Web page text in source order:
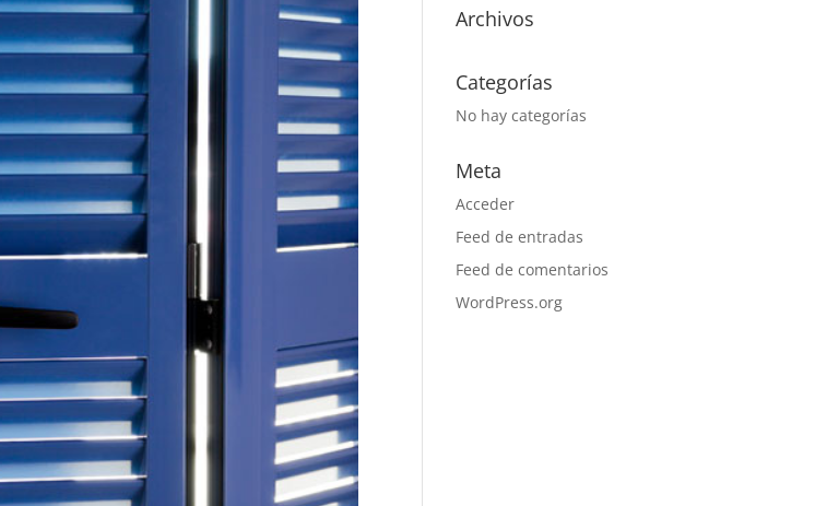
Archivos
Categorías
No hay categorías
Meta
Acceder
Feed de entradas
Feed de comentarios
WordPress.org